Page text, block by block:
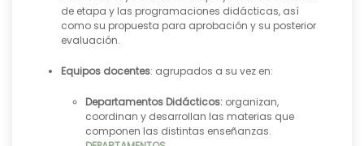
de etapa y las programaciones didácticas, así
como su propuesta para aprobación y su posterior
evaluación.
Equipos docentes: agrupados a su vez en:
Departamentos Didácticos: organizan,
coordinan y desarrollan las materias que
componen las distintas enseñanzas.